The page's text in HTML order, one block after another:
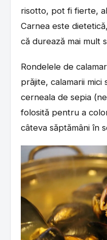
risotto, pot fi fierte,
Carnea este
că durează mai mult
Rondelele de
prăjite, calamarii mici
cerneala de sepia
folosită pentru a
câteva săptămâni în